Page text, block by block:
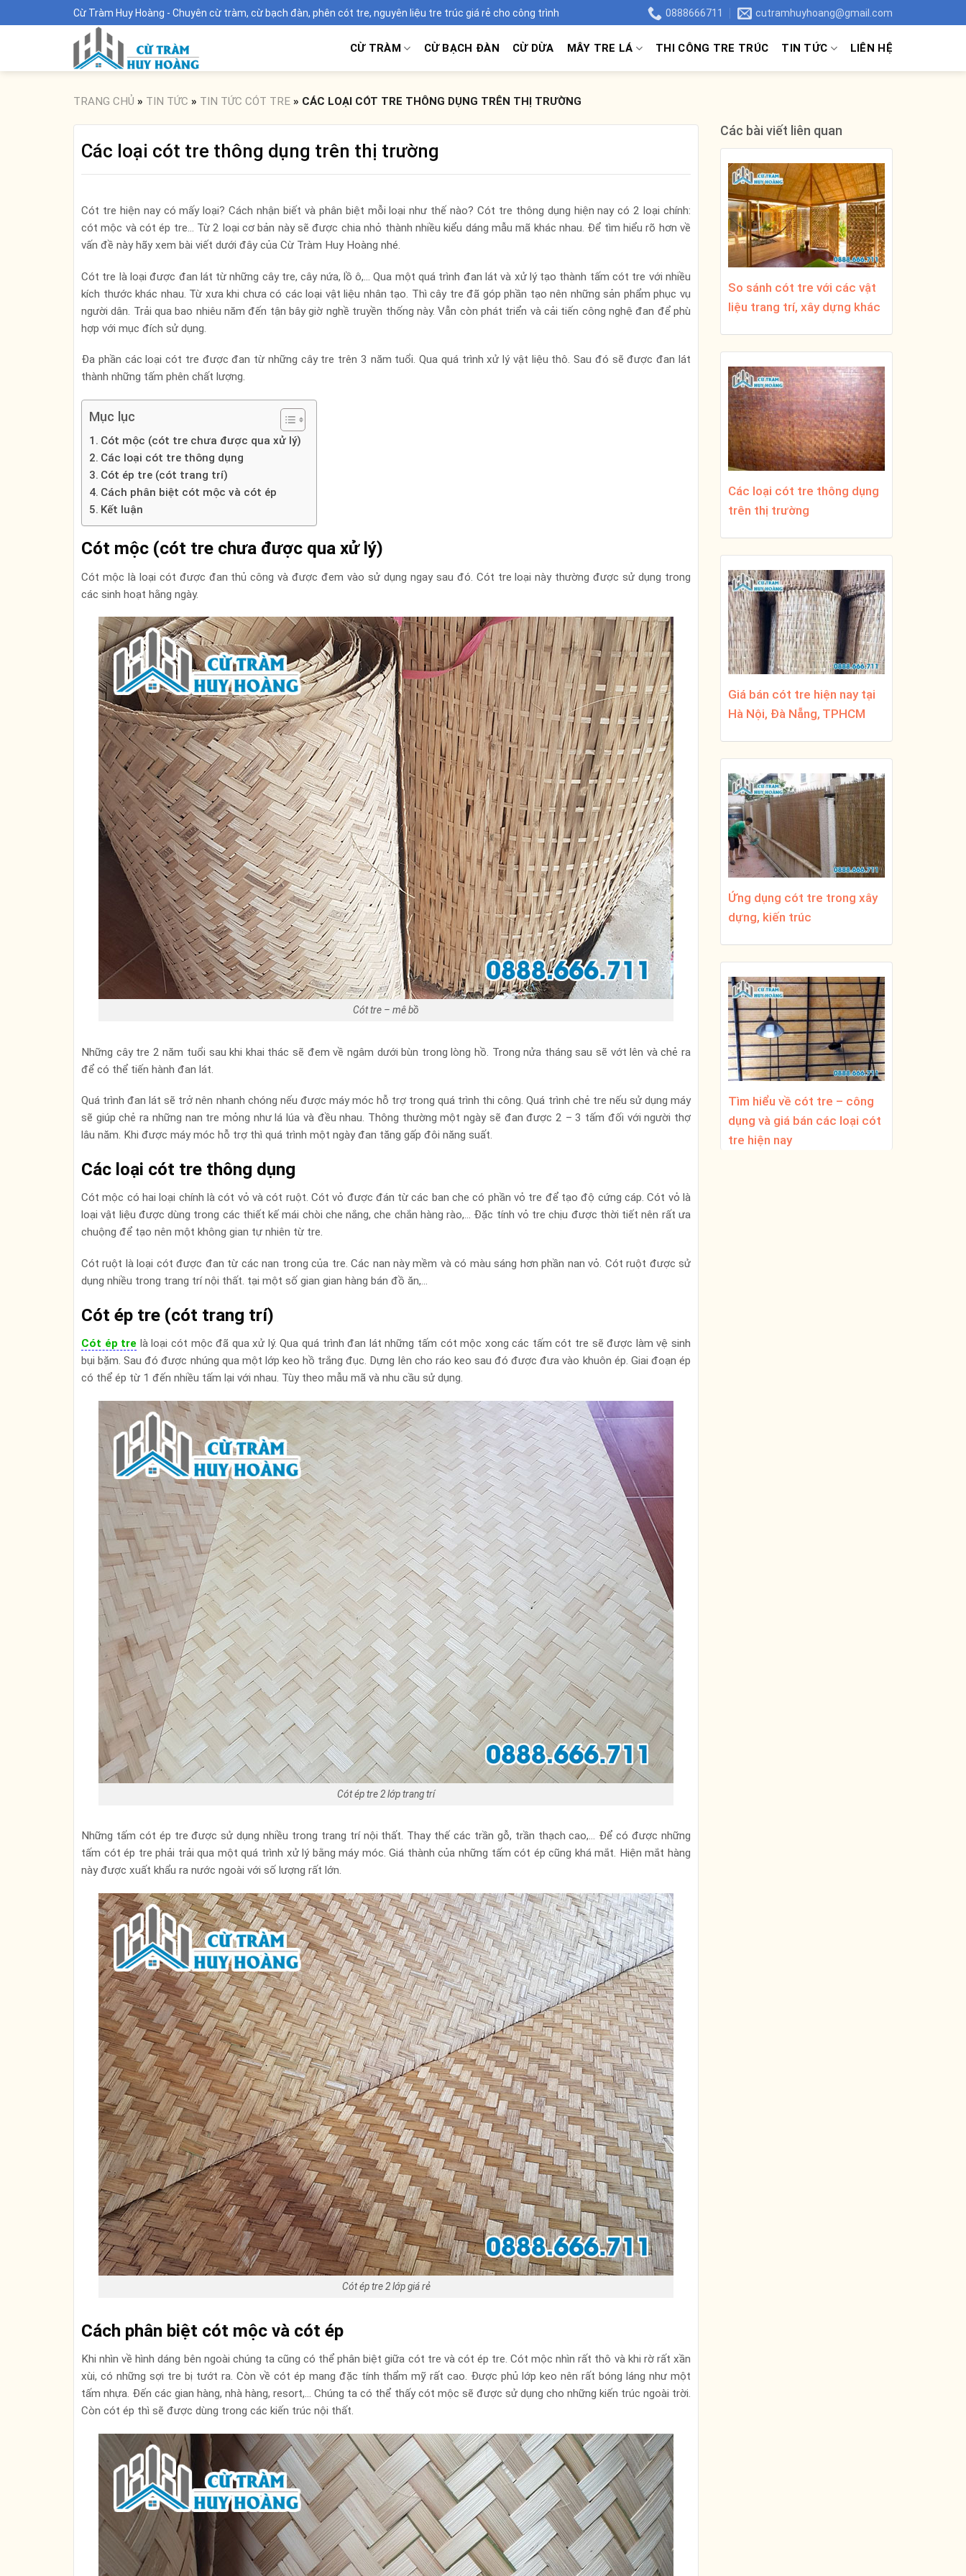
to
Cừ Tràm Huy Hoàng - Chuyên cừ tràm, cừ bạch đàn, phên cót tre, nguyên liệu tre trúc giá rẻ cho công trình 0888666711 cutramhuyhoang@gmail.com
CỪ TRÀM CỪ BẠCH ĐÀN CỪ DỪA MÂY TRE LÁ THI CÔNG TRE TRÚC TIN TỨC LIÊN HỆ
TRANG CHỦ » TIN TỨC » TIN TỨC CÓT TRE » CÁC LOẠI CÓT TRE THÔNG DỤNG TRÊN THỊ TRƯỜNG
Các loại cót tre thông dụng trên thị trường
Cót tre hiện nay có mấy loại? Cách nhận biết và phân biệt mỗi loại như thế nào? Cót tre thông dụng hiện nay có 2 loại chính:
cót mộc và cót ép tre… Từ 2 loại cơ bản này sẽ được chia nhỏ thành nhiều kiểu dáng mẫu mã khác nhau. Để tìm hiểu rõ hơn về
vấn đề này hãy xem bài viết dưới đây của Cừ Tràm Huy Hoàng nhé.
Cót tre là loại được đan lát từ những cây tre, cây nứa, lồ ô,… Qua một quá trình đan lát và xử lý tạo thành tấm cót tre với nhiều
kích thước khác nhau. Từ xưa khi chưa có các loại vật liệu nhân tạo. Thì cây tre đã góp phần tạo nên những sản phẩm phục vụ
người dân. Trải qua bao nhiêu năm đến tận bây giờ nghề truyền thống này. Vẫn còn phát triển và cải tiến công nghệ đan để phù
hợp với mục đích sử dụng.
Đa phần các loại cót tre được đan từ những cây tre trên 3 năm tuổi. Qua quá trình xử lý vật liệu thô. Sau đó sẽ được đan lát
thành những tấm phên chất lượng.
Mục lục
Cót mộc (cót tre chưa được qua xử lý)
Các loại cót tre thông dụng
Cót ép tre (cót trang trí)
Cách phân biệt cót mộc và cót ép
Kết luận
Cót mộc (cót tre chưa được qua xử lý)
Cót mộc là loại cót được đan thủ công và được đem vào sử dụng ngay sau đó. Cót tre loại này thường được sử dụng trong
các sinh hoạt hằng ngày.
Cót tre – mê bồ
Những cây tre 2 năm tuổi sau khi khai thác sẽ đem về ngâm dưới bùn trong lòng hồ. Trong nửa tháng sau sẽ vớt lên và chẻ ra
để có thể tiến hành đan lát.
Quá trình đan lát sẽ trở nên nhanh chóng nếu được máy móc hỗ trợ trong quá trình thi công. Quá trình chẻ tre nếu sử dụng máy
sẽ giúp chẻ ra những nan tre mỏng như lá lúa và đều nhau. Thông thường một ngày sẽ đan được 2 – 3 tấm đối với người thợ
lâu năm. Khi được máy móc hỗ trợ thì quá trình một ngày đan tăng gấp đôi năng suất.
Các loại cót tre thông dụng
Cót mộc có hai loại chính là cót vỏ và cót ruột. Cót vỏ được đán từ các ban che có phần vỏ tre để tạo độ cứng cáp. Cót vỏ là
loại vật liệu được dùng trong các thiết kế mái chòi che nắng, che chắn hàng rào,… Đặc tính vỏ tre chịu được thời tiết nên rất ưa
chuộng để tạo nên một không gian tự nhiên từ tre.
Cót ruột là loại cót được đan từ các nan trong của tre. Các nan này mềm và có màu sáng hơn phần nan vỏ. Cót ruột được sử
dụng nhiều trong trang trí nội thất. tại một số gian gian hàng bán đồ ăn,…
Cót ép tre (cót trang trí)
Cót ép tre là loại cót mộc đã qua xử lý. Qua quá trình đan lát những tấm cót mộc xong các tấm cót tre sẽ được làm vệ sinh
bụi bặm. Sau đó được nhúng qua một lớp keo hồ trắng đục. Dựng lên cho ráo keo sau đó được đưa vào khuôn ép. Giai đoạn ép
có thể ép từ 1 đến nhiều tấm lại với nhau. Tùy theo mẫu mã và nhu cầu sử dụng.
Cót ép tre 2 lớp trang trí
Những tấm cót ép tre được sử dụng nhiều trong trang trí nội thất. Thay thế các trần gỗ, trần thạch cao,… Để có được những
tấm cót ép tre phải trải qua một quá trình xử lý bằng máy móc. Giá thành của những tấm cót ép cũng khá mắt. Hiện mắt hàng
này được xuất khẩu ra nước ngoài với số lượng rất lớn.
Cót ép tre 2 lớp giá rẻ
Cách phân biệt cót mộc và cót ép
Khi nhìn về hình dáng bên ngoài chúng ta cũng có thể phân biệt giữa cót tre và cót ép tre. Cót mộc nhìn rất thô và khi rờ rất xần
xùi, có những sợi tre bị tướt ra. Còn về cót ép mang đặc tính thẩm mỹ rất cao. Được phủ lớp keo nên rất bóng láng như một
tấm nhựa. Đến các gian hàng, nhà hàng, resort,… Chúng ta có thể thấy cót mộc sẽ được sử dụng cho những kiến trúc ngoài trời.
Còn cót ép thì sẽ được dùng trong các kiến trúc nội thất.
Các bài viết liên quan
So sánh cót tre với các vật
liệu trang trí, xây dựng khác
Các loại cót tre thông dụng
trên thị trường
Giá bán cót tre hiện nay tại
Hà Nội, Đà Nẵng, TPHCM
Ứng dụng cót tre trong xây
dựng, kiến trúc
Tìm hiểu về cót tre – công
dụng và giá bán các loại cót
tre hiện nay